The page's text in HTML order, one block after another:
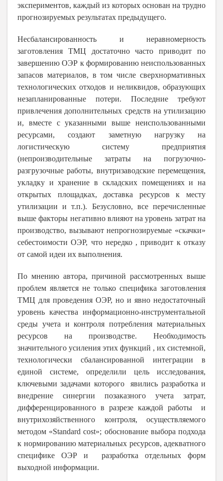
экспериментов, каждый из которых основан на трудно
прогнозируемых результатах предыдущего.
Несбалансированность и неравномерность
заготовления ТМЦ достаточно часто приводит по
завершению ОЭР к формированию неиспользованных
запасов материалов, в том числе сверхнормативных
технологических отходов и неликвидов, образующих
незапланированные потери. Последние требуют
привлечения дополнительных средств на утилизацию
и, вместе с указанными выше неиспользованными
ресурсами, создают заметную нагрузку на
логистическую систему предприятия
(непроизводительные затраты на погрузочно-
разгрузочные работы, внутризаводские перемещения,
укладку и хранение в складских помещениях и на
открытых площадках, доставка ресурсов к месту
утилизации и т.п.). Безусловно, все перечисленные
выше факторы негативно влияют на уровень затрат на
производство, вызывают непрогнозируемые «скачки»
себестоимости ОЭР, что нередко , приводит к отказу
от самой идеи их выполнения.
По мнению автора, причиной рассмотренных выше
проблем является не только специфика заготовления
ТМЦ для проведения ОЭР, но и явно недостаточный
уровень качества информационно-инструментальной
среды учета и контроля потребления материальных
ресурсов на производстве. Необходимость
значительного усиления этих функций , их системной,
технологически сбалансированной интеграции в
единой системе, определили цель исследования,
ключевыми задачами которого явились разработка и
внедрение синергии позаказного учета затрат,
дифференцированного в разрезе каждой работы и
внутрихозяйственного контроля, осуществляемого
методом «Standard cost»; обоснование выбора подхода
к нормированию материальных ресурсов, адекватного
специфике ОЭР и разработка отдельных форм
выходной информации.